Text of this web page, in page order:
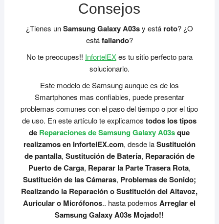
Consejos
¿Tienes unSamsung Galaxy A03sy está roto? ¿O
estáfallando?
No te preocupes!! InfortelEXes tu sitio perfecto para
solucionarlo.
Este modelo de Samsung aunque es de los
Smartphones mas confiables, puede presentar
problemas comunes con el paso del tiempo o por el tipo
de uso. En este artículo te explicamostodos los tipos
de Reparaciones de Samsung Galaxy A03sque
realizamos en InfortelEX.com, desde laSustitución
de pantalla, Sustitución de Batería, Reparación de
Puerto de Carga, Reparar la Parte Trasera Rota,
Sustitución de las Cámaras, Problemas de Sonido;
Realizando la Reparación o Sustitución del Altavoz,
Auricular o Micrófonos.. hasta podemosArreglar el
Samsung Galaxy A03s Mojado!!